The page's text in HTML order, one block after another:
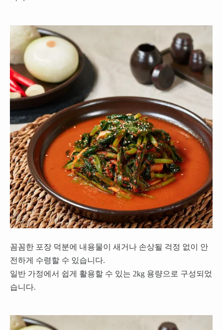
꼼꼼한 포장 덕분에 내용물이 새거나 손상될 걱정 없이 안
전하게 수령할 수 있습니다.
일반 가정에서 쉽게 활용할 수 있는 2kg 용량으로 구성되었
습니다.